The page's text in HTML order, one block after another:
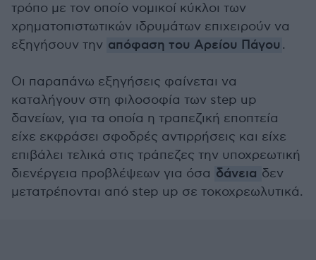
τρόπο με τον οποίο νομικοί κύκλοι των
χρηματοπιστωτικών ιδρυμάτων επιχειρούν να
εξηγήσουν την απόφαση του Αρείου Πάγου .
Οι παραπάνω εξηγήσεις φαίνεται να
καταλήγουν στη φιλοσοφία των step up
δανείων, για τα οποία η τραπεζική εποπτεία
είχε εκφράσει σφοδρές αντιρρήσεις και είχε
επιβάλει τελικά στις τράπεζες την υποχρεωτική
διενέργεια προβλέψεων για όσα δάνεια δεν
μετατρέπονται από step up σε τοκοχρεωλυτικά.